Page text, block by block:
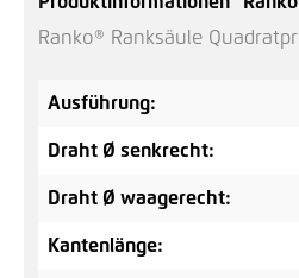
Ranko® Ranksäule
Ausführung:
Draht Ø senkrecht:
Draht Ø waagerecht:
Kantenlänge: